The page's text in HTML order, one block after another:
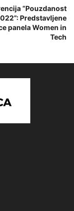
“Pouzdanost
Predstavljene
panela Women in
Tech